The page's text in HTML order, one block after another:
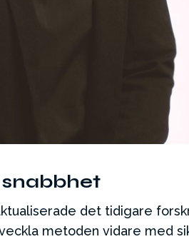
det tidigare
metoden vidare med